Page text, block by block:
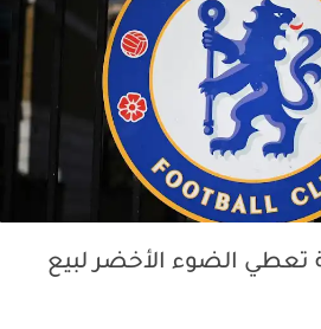
تعطي الضوء الأخضر لبيع